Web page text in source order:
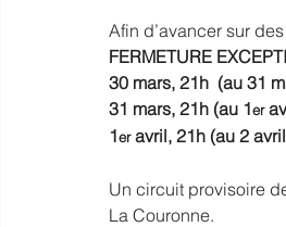
Afin d’avancer sur
FERMETURE
30 mars, 21h  (au 31
31 mars, 21h (au 1er
1er avril, 21h (au 2
Un circuit provisoire
La Couronne.